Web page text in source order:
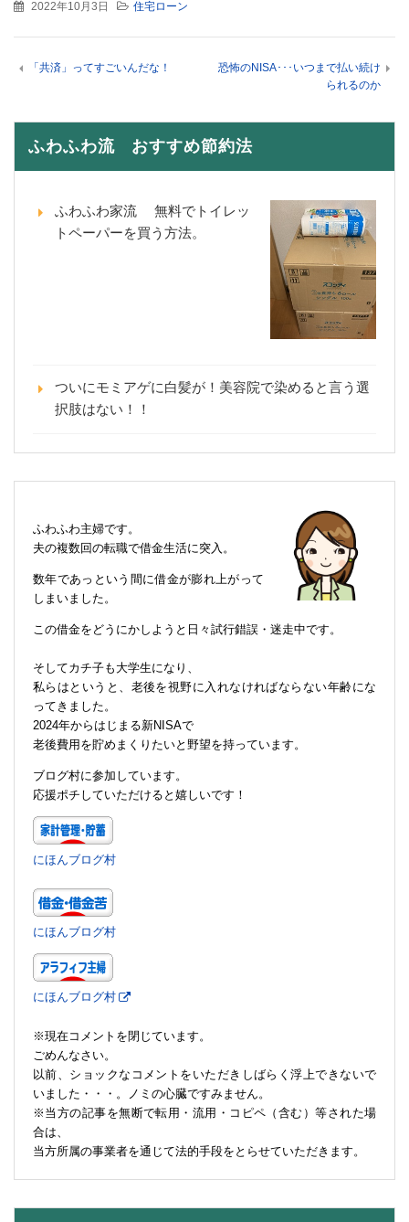
2022年10月3日 住宅ローン
「共済」ってすごいんだな！
恐怖のNISA･･･いつまで払い続け
られるのか
ふわふわ流 おすすめ節約法
ふわふわ家流 無料でトイレッ
トペーパーを買う方法。
ついにモミアゲに白髪が！美容院で染めると言う選
択肢はない！！
ふわふわ主婦です。
夫の複数回の転職で借金生活に突入。
数年であっという間に借金が膨れ上がって
しまいました。
この借金をどうにかしようと日々試行錯誤・迷走中です。
そしてカチ子も大学生になり、
私らはというと、老後を視野に入れなければならない年齢にな
ってきました。
2024年からはじまる新NISAで
老後費用を貯めまくりたいと野望を持っています。
ブログ村に参加しています。
応援ポチしていただけると嬉しいです！
にほんブログ村
にほんブログ村
にほんブログ村
※現在コメントを閉じています。
ごめんなさい。
以前、ショックなコメントをいただきしばらく浮上できないで
いました・・・。ノミの心臓ですみません。
※当方の記事を無断で転用・流用・コピペ（含む）等された場
合は、
当方所属の事業者を通じて法的手段をとらせていただきます。